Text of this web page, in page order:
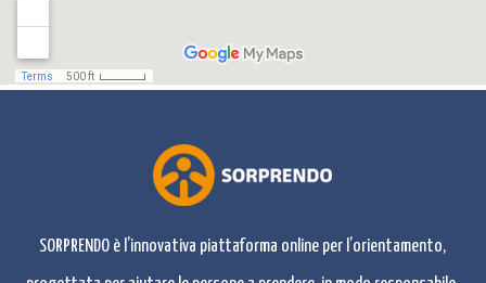
SORPRENDO è l’innovativa piattaforma online per l’orientamento,